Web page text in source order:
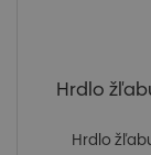
Hrdlo
Hrdlo